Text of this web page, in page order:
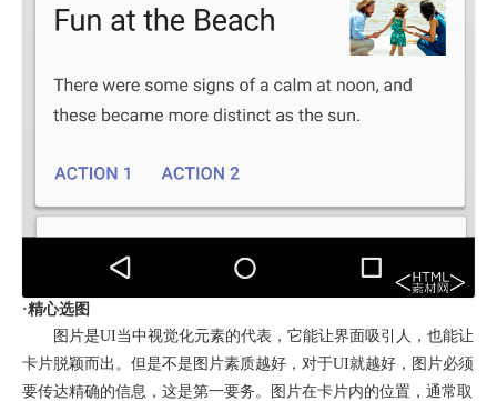
·精心选图
图片是UI当中视觉化元素的代表，它能让界面吸引人，也能让
卡片脱颖而出。但是不是图片素质越好，对于UI就越好，图片必须
要传达精确的信息，这是第一要务。图片在卡片内的位置，通常取